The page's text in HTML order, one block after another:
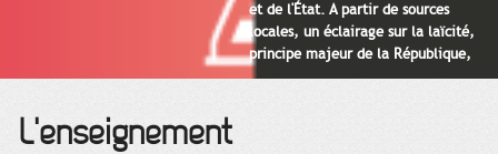
et de l'État. A partir de sources
locales, un éclairage sur la laïcité,
principe majeur de la République,
dans le cadre des programmes
L'enseignement